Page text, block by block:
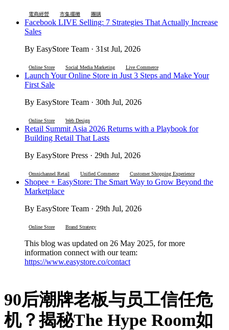
電商經營 市集擺攤 團購
Facebook LIVE Selling: 7 Strategies That Actually Increase
Sales
By EasyStore Team · 31st Jul, 2026
Online Store Social Media Marketing Live Commerce
Launch Your Online Store in Just 3 Steps and Make Your
First Sale
By EasyStore Team · 30th Jul, 2026
Online Store Web Design
Retail Summit Asia 2026 Returns with a Playbook for
Building Retail That Lasts
By EasyStore Press · 29th Jul, 2026
Omnichannel Retail Unified Commerce Customer Shopping Experience
Shopee + EasyStore: The Smart Way to Grow Beyond the
Marketplace
By EasyStore Team · 29th Jul, 2026
Online Store Brand Strategy
This blog was updated on 26 May 2025, for more
information connect with our team:
https://www.easystore.co/contact
90后潮牌老板与员工信任危
机？揭秘The Hype Room如